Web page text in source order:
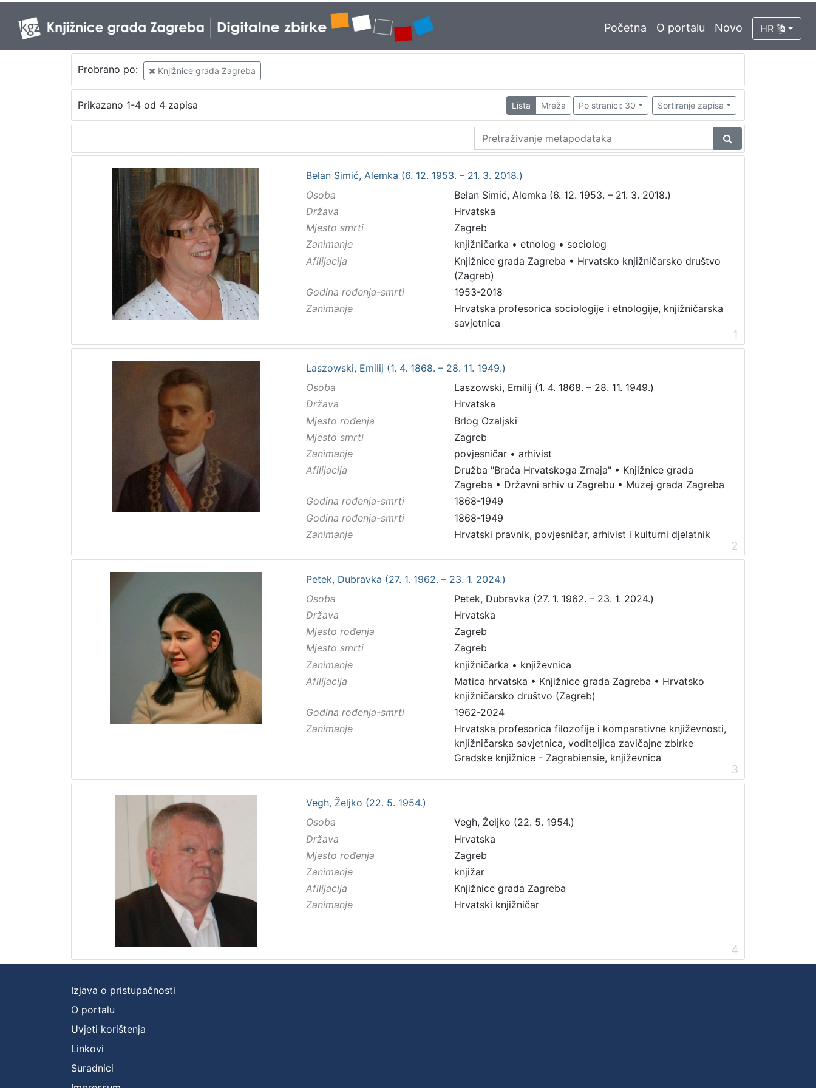
Početna O portalu Novo HR
Probrano po: Knjižnice grada Zagreba
Prikazano 1-4 od 4 zapisa Lista Mreža Po stranici: 30 Sortiranje zapisa
Belan Simić, Alemka (6. 12. 1953. – 21. 3. 2018.)
Osoba
Belan Simić, Alemka (6. 12. 1953. – 21. 3. 2018.)
Država
Hrvatska
Mjesto smrti
Zagreb
Zanimanje
knjižničarka • etnolog • sociolog
Afilijacija
Knjižnice grada Zagreba • Hrvatsko knjižničarsko društvo
(Zagreb)
Godina rođenja-smrti
1953-2018
Zanimanje
Hrvatska profesorica sociologije i etnologije, knjižničarska
savjetnica
1
Laszowski, Emilij (1. 4. 1868. – 28. 11. 1949.)
Osoba
Laszowski, Emilij (1. 4. 1868. – 28. 11. 1949.)
Država
Hrvatska
Mjesto rođenja
Brlog Ozaljski
Mjesto smrti
Zagreb
Zanimanje
povjesničar • arhivist
Afilijacija
Družba "Braća Hrvatskoga Zmaja" • Knjižnice grada
Zagreba • Državni arhiv u Zagrebu • Muzej grada Zagreba
Godina rođenja-smrti
1868-1949
Godina rođenja-smrti
1868-1949
Zanimanje
Hrvatski pravnik, povjesničar, arhivist i kulturni djelatnik
2
Petek, Dubravka (27. 1. 1962. – 23. 1. 2024.)
Osoba
Petek, Dubravka (27. 1. 1962. – 23. 1. 2024.)
Država
Hrvatska
Mjesto rođenja
Zagreb
Mjesto smrti
Zagreb
Zanimanje
knjižničarka • književnica
Afilijacija
Matica hrvatska • Knjižnice grada Zagreba • Hrvatsko
knjižničarsko društvo (Zagreb)
Godina rođenja-smrti
1962-2024
Zanimanje
Hrvatska profesorica filozofije i komparativne književnosti,
knjižničarska savjetnica, voditeljica zavičajne zbirke
Gradske knjižnice - Zagrabiensie, književnica
3
Vegh, Željko (22. 5. 1954.)
Osoba
Vegh, Željko (22. 5. 1954.)
Država
Hrvatska
Mjesto rođenja
Zagreb
Zanimanje
knjižar
Afilijacija
Knjižnice grada Zagreba
Zanimanje
Hrvatski knjižničar
4
Izjava o pristupačnosti
O portalu
Uvjeti korištenja
Linkovi
Suradnici